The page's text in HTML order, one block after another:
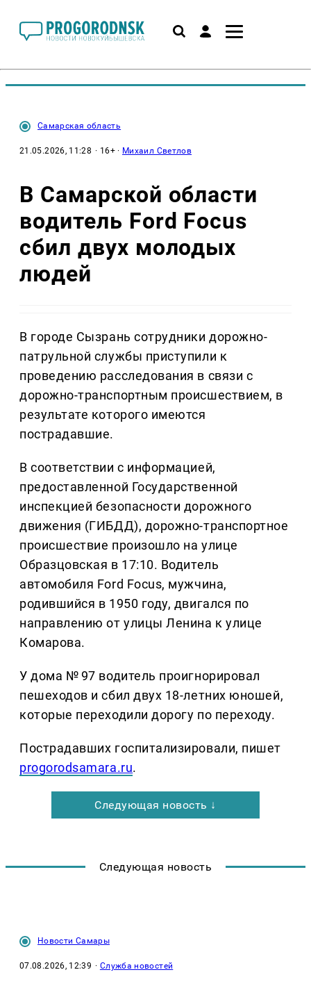
Самарская область
21.05.2026, 11:28 · 16+ · Михаил Светлов
В Самарской области
водитель Ford Focus
сбил двух молодых
людей
В городе Сызрань сотрудники дорожно-
патрульной службы приступили к
проведению расследования в связи с
дорожно-транспортным происшествием, в
результате которого имеются
пострадавшие.
В соответствии с информацией,
предоставленной Государственной
инспекцией безопасности дорожного
движения (ГИБДД), дорожно-транспортное
происшествие произошло на улице
Образцовская в 17:10. Водитель
автомобиля Ford Focus, мужчина,
родившийся в 1950 году, двигался по
направлению от улицы Ленина к улице
Комарова.
У дома № 97 водитель проигнорировал
пешеходов и сбил двух 18-летних юношей,
которые переходили дорогу по переходу.
Пострадавших госпитализировали, пишет
progorodsamara.ru.
Следующая новость ↓
Следующая новость
Новости Самары
07.08.2026, 12:39 · Служба новостей